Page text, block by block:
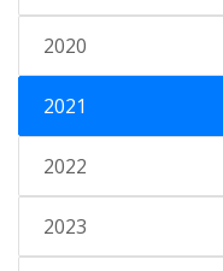
2020
2021
2022
2023